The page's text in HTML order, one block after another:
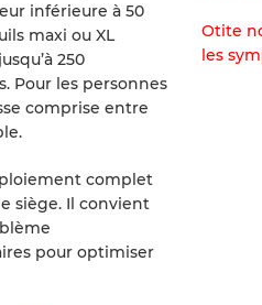
inférieure à 50
maxi ou XL
250
Pour les personnes
comprise entre
complet
siège. Il convient
pour optimiser
Otite
les